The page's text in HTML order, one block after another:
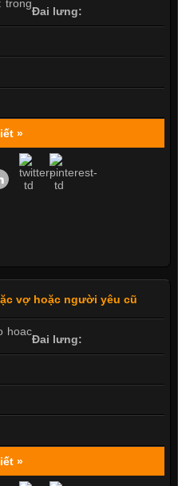
Đai lưng:
»
vợ hoặc người yêu cũ
Đai lưng:
»